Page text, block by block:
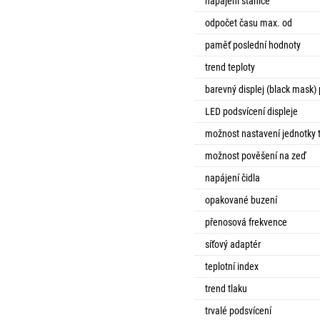
odpočet času max. od
paměť poslední hodnoty
trend teploty
barevný displej (black mask)
LED podsvícení displeje
možnost nastavení jednotky
možnost pověšení na zeď
napájení čidla
opakované buzení
přenosová frekvence
síťový adaptér
teplotní index
trend tlaku
trvalé podsvícení